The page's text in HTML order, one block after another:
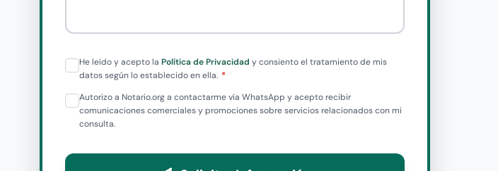
He leído y acepto la Política de Privacidad y consiento el tratamiento de mis
datos según lo establecido en ella.
Autorizo a Notario.org a contactarme vía WhatsApp y acepto recibir
comunicaciones comerciales y promociones sobre servicios relacionados con mi
consulta.